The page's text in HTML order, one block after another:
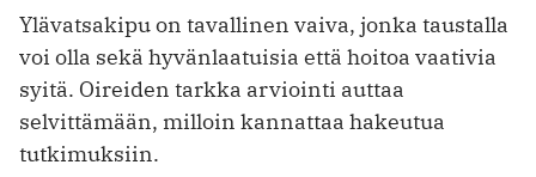
Ylävatsakipu on tavallinen vaiva, jonka taustalla
voi olla sekä hyvänlaatuisia että hoitoa vaativia
syitä. Oireiden tarkka arviointi auttaa
selvittämään, milloin kannattaa hakeutua
tutkimuksiin.